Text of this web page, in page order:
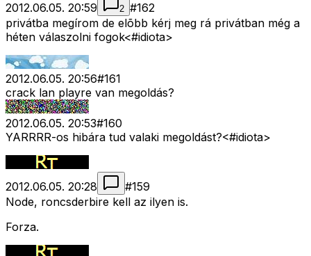
2012.06.05. 20:59 2 #162
privátba megírom de elõbb kérj meg rá privátban még a
héten válaszolni fogok<#idiota>
2012.06.05. 20:56#161
crack lan playre van megoldás?
2012.06.05. 20:53#160
YARRRR-os hibára tud valaki megoldást?<#idiota>
2012.06.05. 20:28 #159
Node, roncsderbire kell az ilyen is.
Forza.